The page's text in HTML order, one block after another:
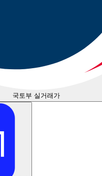
국토부 실거래가